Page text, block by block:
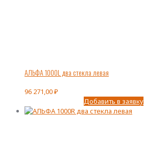
АЛЬФА 1000L два стекла левая
96 271,00₽
Добавить в заявку